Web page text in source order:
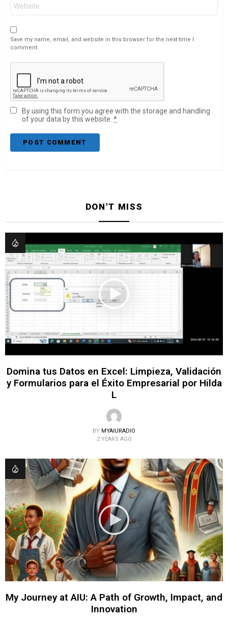
Save my name, email, and website in this browser for the next time I
comment.
By using this form you agree with the storage and handling
of your data by this website. *
DON'T MISS
Domina tus Datos en Excel: Limpieza, Validación
y Formularios para el Éxito Empresarial por Hilda
L
BY MYAIURADIO
2 YEARS AGO
My Journey at AIU: A Path of Growth, Impact, and
Innovation